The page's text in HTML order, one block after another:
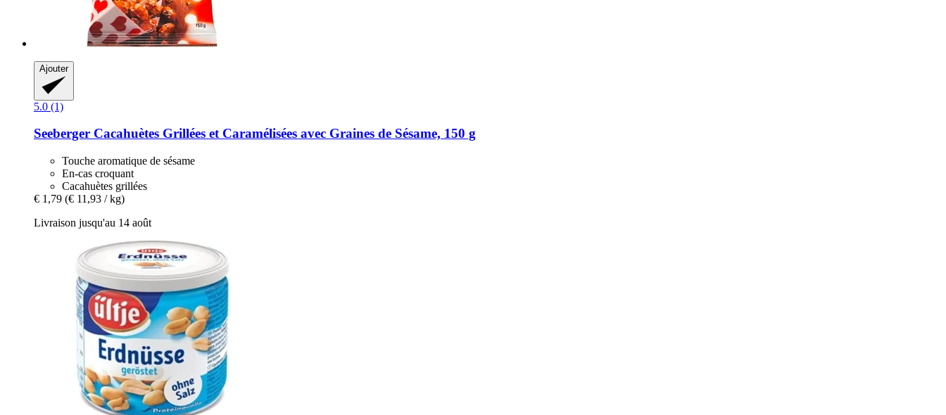
Ajouter
5.0 (1)
Seeberger Cacahuètes Grillées et Caramélisées avec Graines de Sésame, 150 g
Touche aromatique de sésame
En-cas croquant
Cacahuètes grillées
€ 1,79 (€ 11,93 / kg)
Livraison jusqu'au 14 août